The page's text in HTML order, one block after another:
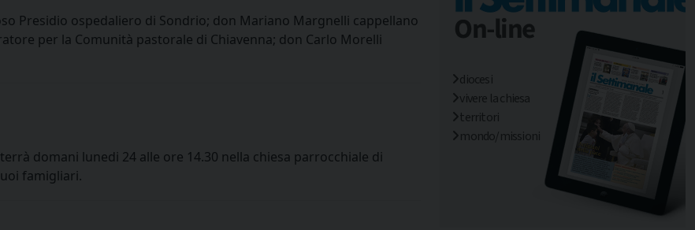
Presidio ospedaliero di Sondrio; don Mariano Margnelli cappellano
per la Comunità pastorale di Chiavenna; don Carlo Morelli
domani lunedi 24 alle ore 14.30 nella chiesa parrocchiale di
famigliari.
diocesi
vivere la chiesa
territori
mondo/missioni